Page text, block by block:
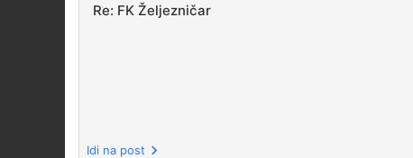
Re: FK Željezničar
Idi na post